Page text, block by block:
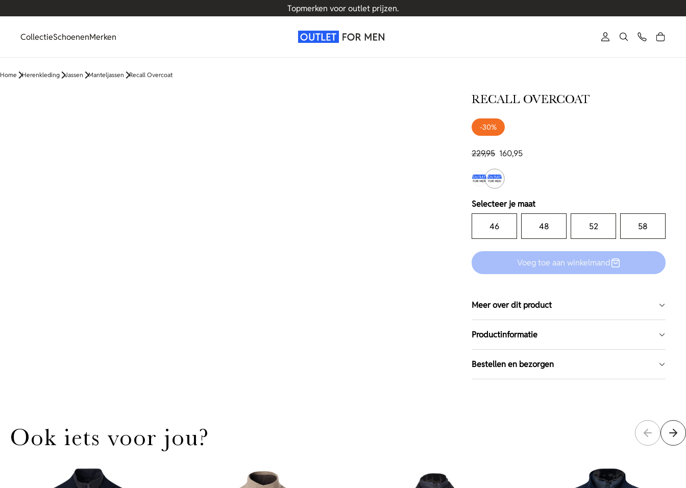
Topmerken voor outlet prijzen.
CollectieSchoenenMerken
Home Herenkleding Jassen Manteljassen Recall Overcoat
RECALL OVERCOAT
-30%
229,95 160,95
Selecteer je maat
46 48 52 58
Voeg toe aan winkelmand
Meer over dit product
Productinformatie
Bestellen en bezorgen
Ook iets voor jou?